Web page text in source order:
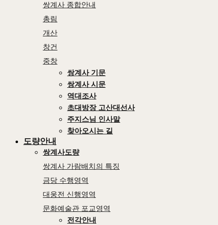
쌍계사 종합안내
총림
개산
창건
중창
쌍계사 기문
쌍계사 시문
역대조사
초대방장 고산대선사
주지스님 인사말
찾아오시는 길
도량안내
쌍계사도량
쌍계사 가람배치의 특징
금당 수행영역
대웅전 신행영역
문화예술관 포교영역
전각안내